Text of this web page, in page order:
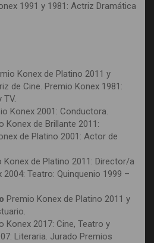
1991 y 1981: Actriz Dramática
Konex de Platino 2011 y
de Cine. Premio Konex 1981:
TV.
Konex 2001: Conductora.
Konex de Brillante 2011:
de Platino 2001: Actor de
Konex de Platino 2011: Director/a
Teatro: Quinquenio 1999 –
Premio Konex de Platino 2011 y
Konex 2017: Cine, Teatro y
Literaria. Jurado Premios